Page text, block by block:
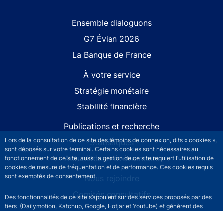
Lors de la consultation de ce site des témoins de connexion, dits « cookies »,
sont déposés sur votre terminal. Certains cookies sont nécessaires au
fonctionnement de ce site, aussi la gestion de ce site requiert l’utilisation de
cookies de mesure de fréquentation et de performance. Ces cookies requis
sont exemptés de consentement.
Des fonctionnalités de ce site s’appuient sur des services proposés par des
tiers (Dailymotion, Katchup, Google, Hotjar et Youtube) et génèrent des
Ensemble dialoguons
G7 Évian 2026
La Banque de France
À votre service
Stratégie monétaire
Stabilité financière
Publications et recherche
Statistiques
Actualités et événements
Nous rejoindre
Comités consultatifs